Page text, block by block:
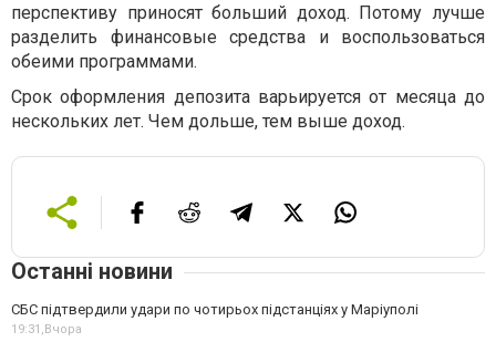
перспективу приносят больший доход. Потому лучше
разделить финансовые средства и воспользоваться
обеими программами.
Срок оформления депозита варьируется от месяца до
нескольких лет. Чем дольше, тем выше доход.
Останні новини
СБС підтвердили удари по чотирьох підстанціях у Маріуполі
19:31,Вчора